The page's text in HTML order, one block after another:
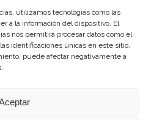
utilizamos tecnologías como las
a la información del dispositivo. El
nos permitirá procesar datos como el
identificaciones únicas en este sitio.
puede afectar negativamente a
por este Consejo Regulador es financiada,
de gastos del Instituto Canario de